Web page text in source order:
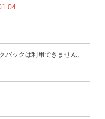
バックは利用できません。